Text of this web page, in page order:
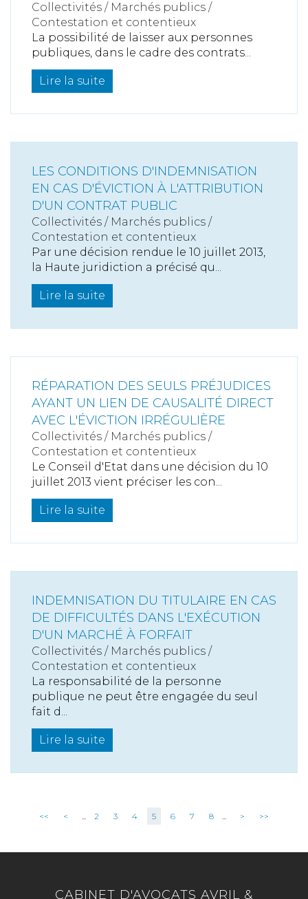
Collectivités / Marchés publics /
Contestation et contentieux
La possibilité de laisser aux personnes
publiques, dans le cadre des contrats...
Lire la suite
LES CONDITIONS D'INDEMNISATION
EN CAS D'ÉVICTION À L'ATTRIBUTION
D'UN CONTRAT PUBLIC
Collectivités / Marchés publics /
Contestation et contentieux
Par une décision rendue le 10 juillet 2013,
la Haute juridiction a précisé qu...
Lire la suite
RÉPARATION DES SEULS PRÉJUDICES
AYANT UN LIEN DE CAUSALITÉ DIRECT
AVEC L'ÉVICTION IRRÉGULIÈRE
Collectivités / Marchés publics /
Contestation et contentieux
Le Conseil d'Etat dans une décision du 10
juillet 2013 vient préciser les con...
Lire la suite
INDEMNISATION DU TITULAIRE EN CAS
DE DIFFICULTÉS DANS L'EXÉCUTION
D'UN MARCHÉ À FORFAIT
Collectivités / Marchés publics /
Contestation et contentieux
La responsabilité de la personne
publique ne peut être engagée du seul
fait d...
Lire la suite
<< < ... 2 3 4 5 6 7 8 ... > >>
CABINET D'AVOCATS AVRIL &